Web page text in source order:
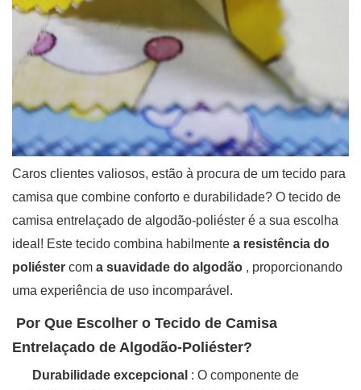
Caros clientes valiosos, estão à procura de um tecido para
camisa que combine conforto e durabilidade? O tecido de
camisa entrelaçado de algodão-poliéster é a sua escolha
ideal! Este tecido combina habilmente a resistência do
poliéster com a suavidade do algodão , proporcionando
uma experiência de uso incomparável.
Por Que Escolher o Tecido de Camisa
Entrelaçado de Algodão-Poliéster?
Durabilidade excepcional : O componente de